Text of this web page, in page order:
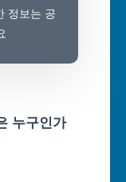
정보는 공
누구인가